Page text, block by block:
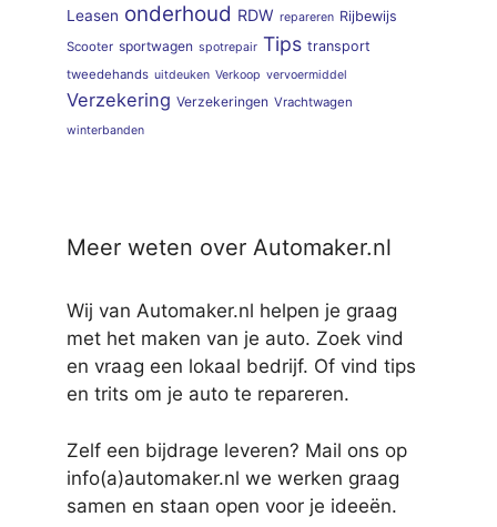
Leasen onderhoud RDW repareren Rijbewijs
Scooter sportwagen spotrepair Tips transport
tweedehands uitdeuken Verkoop vervoermiddel
Verzekering Verzekeringen Vrachtwagen
winterbanden
Meer weten over Automaker.nl
Wij van Automaker.nl helpen je graag
met het maken van je auto. Zoek vind
en vraag een lokaal bedrijf. Of vind tips
en trits om je auto te repareren.
Zelf een bijdrage leveren? Mail ons op
info(a)automaker.nl we werken graag
samen en staan open voor je ideeën.